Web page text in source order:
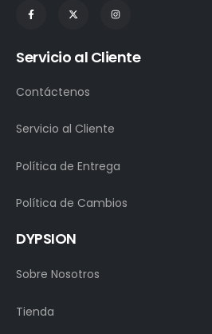
Servicio al Cliente
Contáctenos
Servicio al Cliente
Política de Entrega
Política de Cambios
DYPSION
Sobre Nosotros
Tienda